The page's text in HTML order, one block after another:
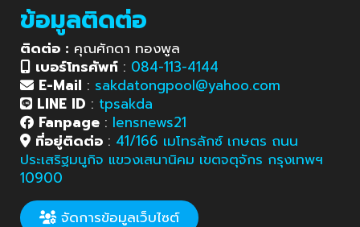
ข้อมูลติดต่อ
ติดต่อ : คุณศักดา ทองพูล
เบอร์โทรศัพท์ : 084-113-4144
E-Mail : sakdatongpool@yahoo.com
LINE ID : tpsakda
Fanpage : lensnews21
ที่อยู่ติดต่อ : 41/166 เมโทรลักซ์ เกษตร ถนน
ประเสริฐมนูกิจ แขวงเสนานิคม เขตจตุจักร กรุงเทพฯ
10900
จัดการข้อมูลเว็บไซต์